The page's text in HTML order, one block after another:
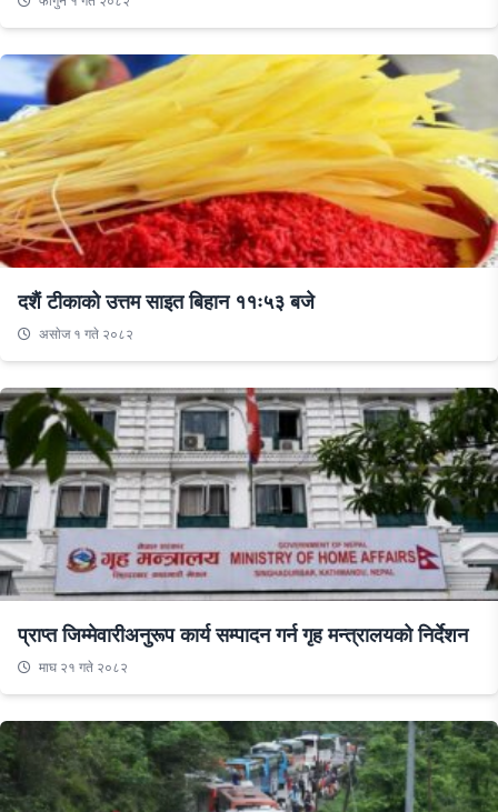
दशैं टीकाको उत्तम साइत बिहान ११ः५३ बजे
असाेज १ गते २०८२
प्राप्त जिम्मेवारीअनुरूप कार्य सम्पादन गर्न गृह मन्त्रालयको निर्देशन
माघ २१ गते २०८२